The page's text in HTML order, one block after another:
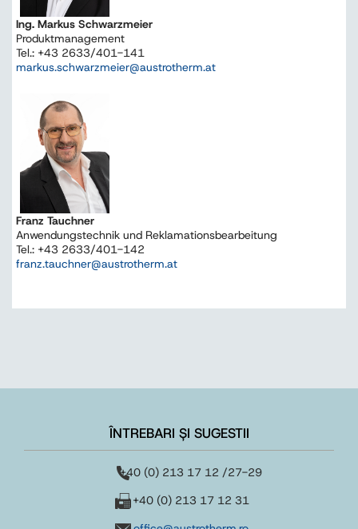
Ing. Markus Schwarzmeier
Produktmanagement
Tel.: +43 2633/401-141
markus.schwarzmeier@austrotherm.at
Franz Tauchner
Anwendungstechnik und Reklamationsbearbeitung
Tel.: +43 2633/401-142
franz.tauchner@austrotherm.at
ÎNTREBARI ȘI SUGESTII
+40 (0) 213 17 12 /27-29
+40 (0) 213 17 12 31